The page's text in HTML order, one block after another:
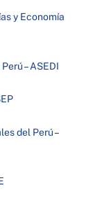
y Economía
– ASEDI
del Perú –